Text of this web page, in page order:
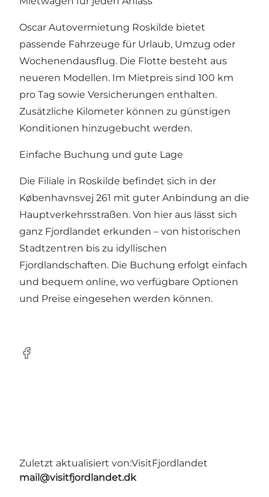
Oscar Autovermietung Roskilde bietet
passende Fahrzeuge für Urlaub, Umzug oder
Wochenendausflug. Die Flotte besteht aus
neueren Modellen. Im Mietpreis sind 100 km
pro Tag sowie Versicherungen enthalten.
Zusätzliche Kilometer können zu günstigen
Konditionen hinzugebucht werden.
Einfache Buchung und gute Lage
Die Filiale in Roskilde befindet sich in der
Københavnsvej 261 mit guter Anbindung an die
Hauptverkehrsstraßen. Von hier aus lässt sich
ganz Fjordlandet erkunden – von historischen
Stadtzentren bis zu idyllischen
Fjordlandschaften. Die Buchung erfolgt einfach
und bequem online, wo verfügbare Optionen
und Preise eingesehen werden können.
Facebook
Zuletzt aktualisiert von:VisitFjordlandet
mail@visitfjordlandet.dk